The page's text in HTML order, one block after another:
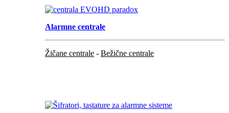
Alarmne centrale
Žičane centrale - Bežične centrale